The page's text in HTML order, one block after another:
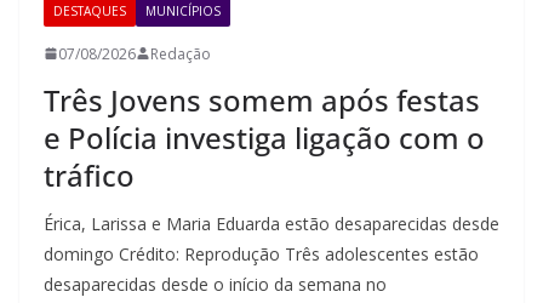
DESTAQUES MUNICÍPIOS
07/08/2026 Redação
Três Jovens somem após festas
e Polícia investiga ligação com o
tráfico
Érica, Larissa e Maria Eduarda estão desaparecidas desde
domingo Crédito: Reprodução Três adolescentes estão
desaparecidas desde o início da semana no